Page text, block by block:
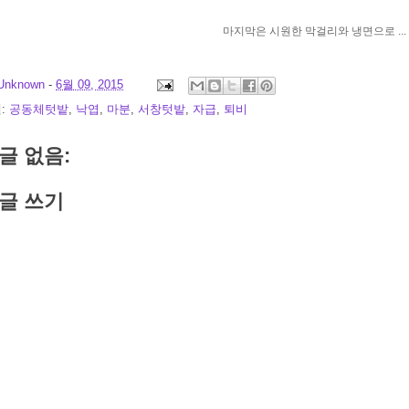
마지막은 시원한 막걸리와 냉면으로 ...
- 6월 09, 2015
공동체텃밭, 낙엽 , 마분, 서창텃밭, 자급, 퇴비
없음:
쓰기